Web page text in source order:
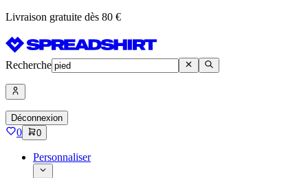
Livraison gratuite dès 80 €
Recherche
Déconnexion
0 0
Personnaliser